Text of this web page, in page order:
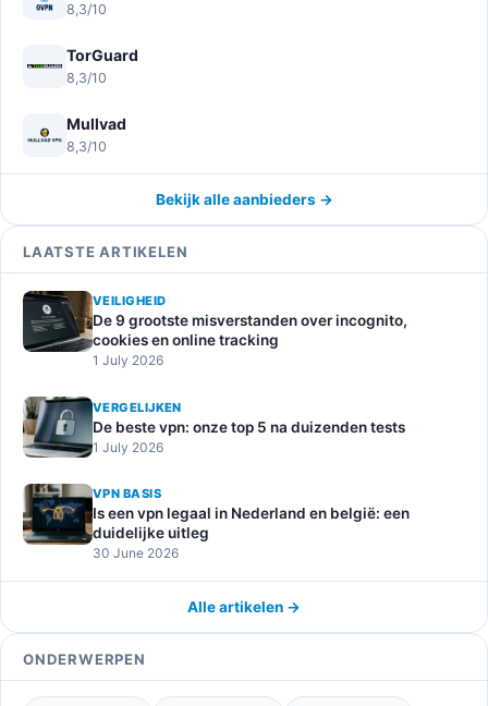
8,3/10
TorGuard
8,3/10
Mullvad
8,3/10
Bekijk alle aanbieders →
LAATSTE ARTIKELEN
VEILIGHEID
De 9 grootste misverstanden over incognito,
cookies en online tracking
1 July 2026
VERGELIJKEN
De beste vpn: onze top 5 na duizenden tests
1 July 2026
VPN BASIS
Is een vpn legaal in Nederland en belgië: een
duidelijke uitleg
30 June 2026
Alle artikelen →
ONDERWERPEN